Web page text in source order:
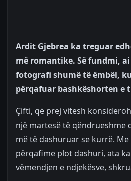
Ardit Gjebrea ka treguar
më romantike. Së fundmi,
fotografi shumë të ëmbël,
përqafuar bashkëshorten e
Çifti, që prej vitesh
një martesë të qëndrueshme
më të dashuruar se kurrë.
përqafime plot dashuri, ata
vëmendjen e ndjekësve,